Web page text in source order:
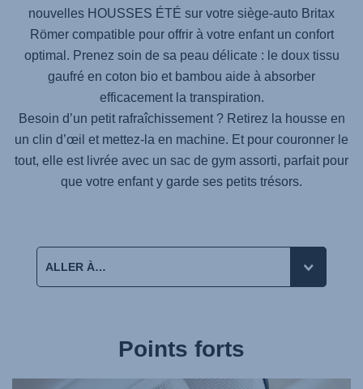
nouvelles HOUSSES ÉTÉ sur votre siège-auto Britax
Römer compatible pour offrir à votre enfant un confort
optimal. Prenez soin de sa peau délicate : le doux tissu
gaufré en coton bio et bambou aide à absorber
efficacement la transpiration.
Besoin d’un petit rafraîchissement ? Retirez la housse en
un clin d’œil et mettez-la en machine. Et pour couronner le
tout, elle est livrée avec un sac de gym assorti, parfait pour
que votre enfant y garde ses petits trésors.
Points forts